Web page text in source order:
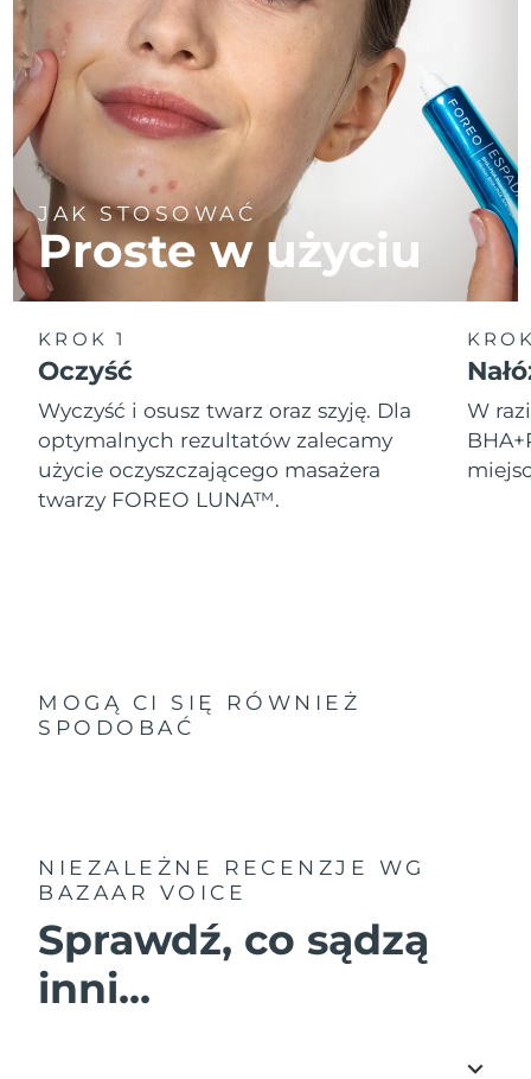
JAK STOSOWAĆ
Proste w użyciu
KROK 1
Oczyść
Wyczyść i osusz twarz oraz szyję. Dla
optymalnych rezultatów zalecamy
użycie oczyszczającego masażera
twarzy FOREO LUNA™.
W
MOGĄ CI SIĘ RÓWNIEŻ
SPODOBAĆ
NIEZALEŻNE RECENZJE
WG
BAZAAR VOICE
Sprawdź, co sądzą
inni...